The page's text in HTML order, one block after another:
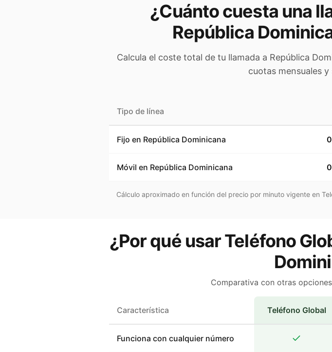
¿Cuánto cuesta una
República
Calcula el coste total de tu llamada a República
cuotas mensuales
Tipo de línea
Fijo en República Dominicana
Móvil en República Dominicana
Cálculo aproximado en función del precio por minuto vigente en
¿Por qué usar Teléfono
Comparativa con otras
Característica Teléfono Global
Funciona con cualquier número